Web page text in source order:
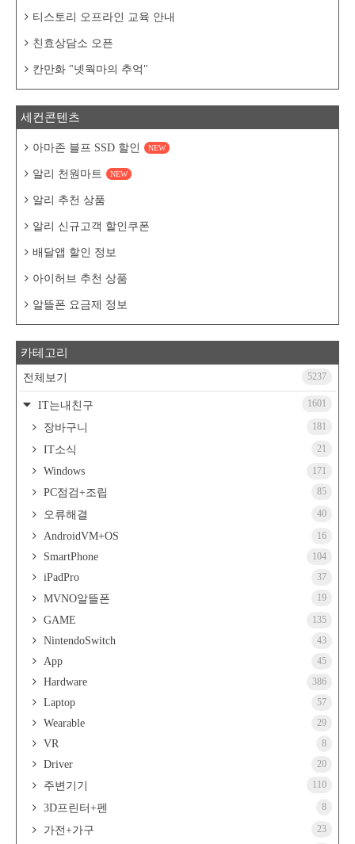
티스토리 오프라인 교육 안내
친효상담소 오픈
칸만화 "넷웍마의 추억"
세컨콘텐츠
아마존 블프 SSD 할인 NEW
알리 천원마트 NEW
알리 추천 상품
알리 신규고객 할인쿠폰
배달앱 할인 정보
아이허브 추천 상품
알뜰폰 요금제 정보
카테고리
전체보기 5237
IT는내친구 1601
장바구니 181
IT소식 21
Windows 171
PC점검+조립 85
오류해결 40
AndroidVM+OS 16
SmartPhone 104
iPadPro 37
MVNO알뜰폰 19
GAME 135
NintendoSwitch 43
App 45
Hardware 386
Laptop 57
Wearable 29
VR 8
Driver 20
주변기기 110
3D프린터+펜 8
가전+가구 23